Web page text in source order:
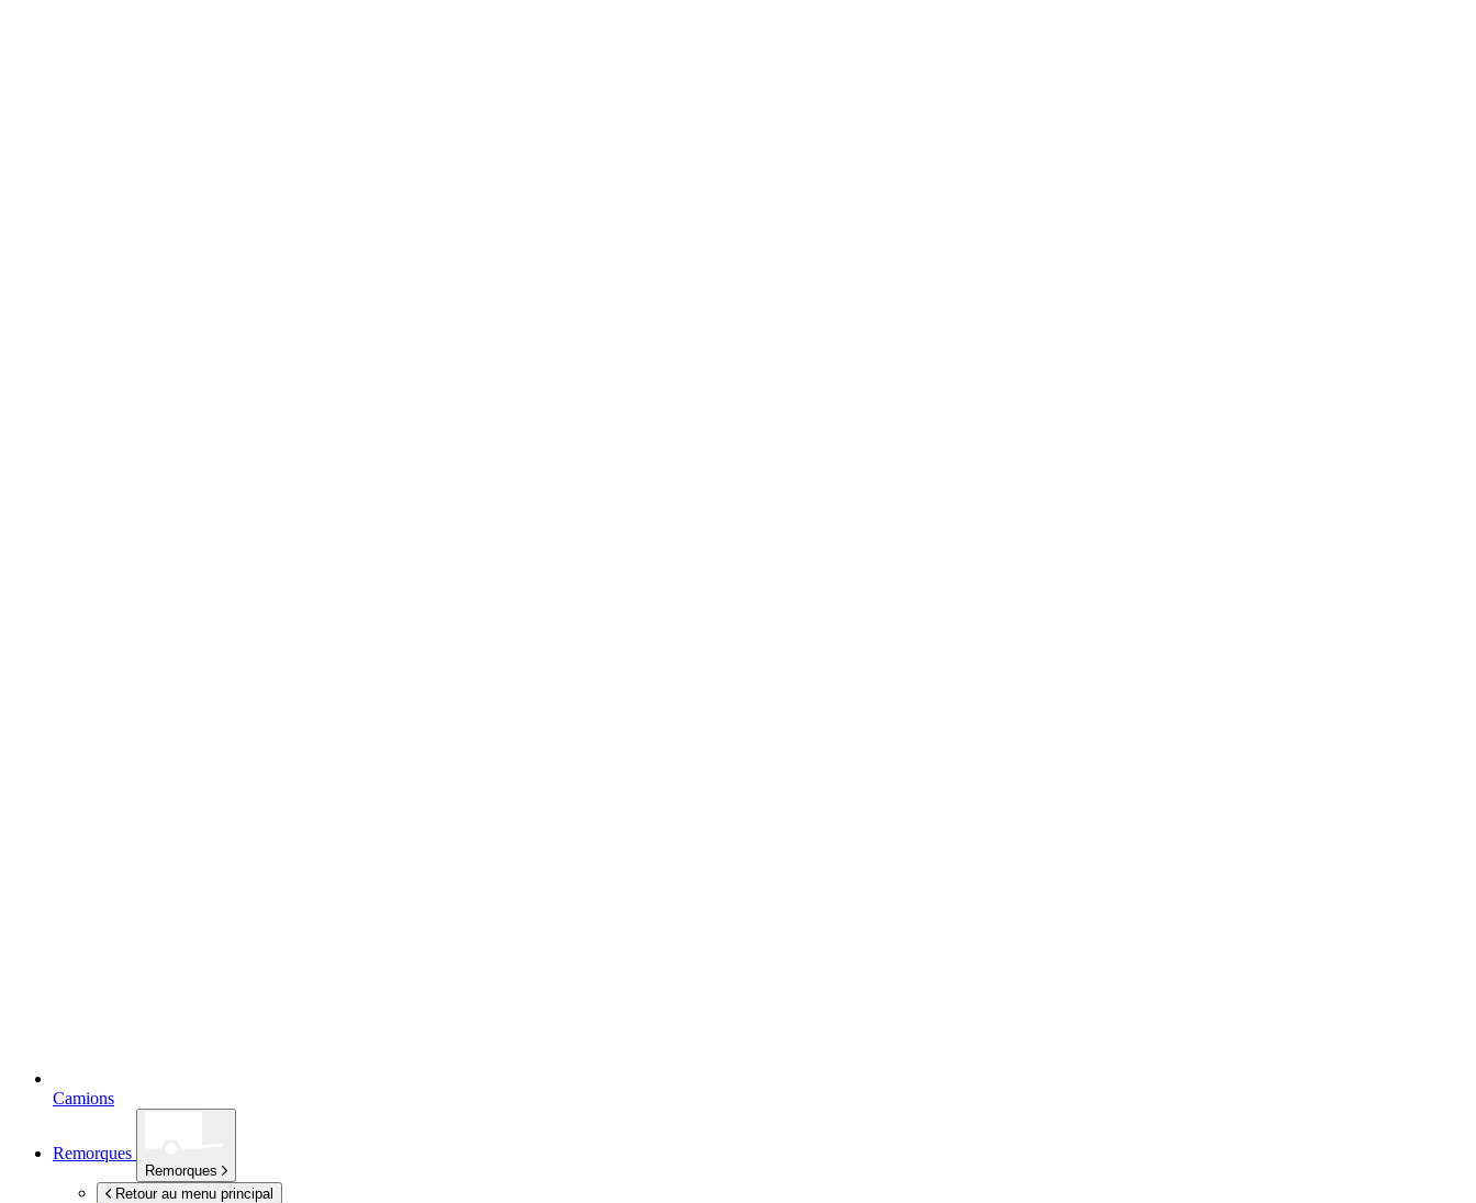
Camions
Remorques
Remorques
Retour au menu principal